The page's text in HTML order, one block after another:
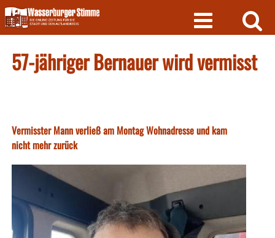
Skip
to
content
57-jähriger Bernauer wird vermisst
Vermisster Mann verließ am Montag Wohnadresse und kam
nicht mehr zurück